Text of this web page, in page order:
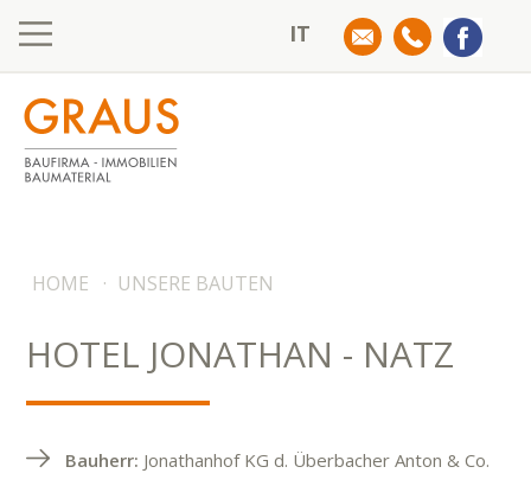
IT
HOME · UNSERE BAUTEN
HOTEL JONATHAN - NATZ
Bauherr: Jonathanhof KG d. Überbacher Anton & Co.